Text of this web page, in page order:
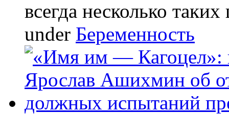
всегда несколько
under Беременность